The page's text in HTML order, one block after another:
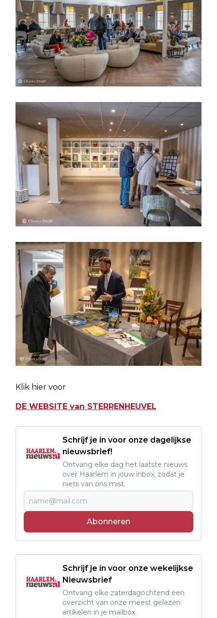
Klik hier voor
DE WEBSITE van STERRENHEUVEL
Schrijf je in voor onze dagelijkse
nieuwsbrief!
Ontvang elke dag het laatste nieuws
over Haarlem in jouw inbox, zodat je
niets van ons mist.
Abonneren
Schrijf je in voor onze wekelijkse
Nieuwsbrief
Ontvang elke zaterdagochtend een
overzicht van onze meest gelezen
artikelen in je mailbox.